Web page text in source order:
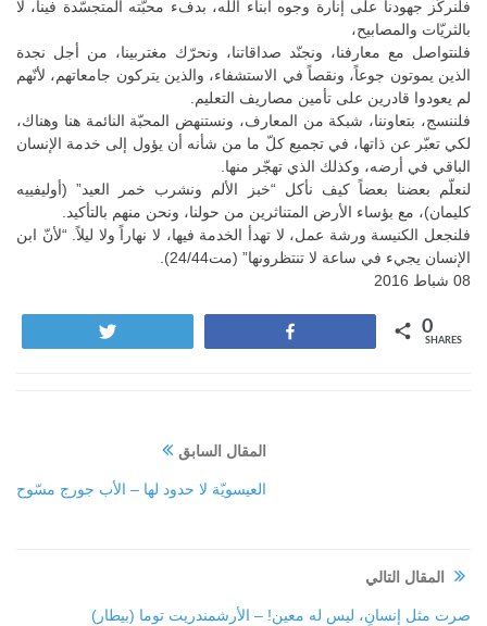
فلنركّز جهودنا على إنارة وجوه أبناء الله، بدفء محبّته المتجسّدة فينا، لا
بالثريّات والمصابيح،
فلنتواصل مع معارفنا، ونجنّد صداقاتنا، ونحرّك مغتربينا، من أجل نجدة
الذين يموتون جوعاً، ونقصاً في الاستشفاء، والذين يتركون جامعاتهم، لأنّهم
لم يعودوا قادرين على تأمين مصاريف التعليم.
فلننسج، بتعاوننا، شبكة من المعارف، ونستنهض المحبّة النائمة هنا وهناك،
لكي تعبّر عن ذاتها، في تجميع كلّ ما من شأنه أن يؤول إلى خدمة الإنسان
الباقي في أرضه، وكذلك الذي تهجّر منها.
لنعلّم بعضنا بعضاً كيف نأكل “خبز الألم ونشرب خمر العيد” (أوليفييه
كليمان)، مع بؤساء الأرض المتناثرين من حولنا، ونحن منهم بالتأكيد.
فلنجعل الكنيسة ورشة عمل، لا تهدأ الخدمة فيها، لا نهاراً ولا ليلاً. “لأنّ ابن
الإنسان يجيء في ساعة لا تنتظرونها” (مت24/44).
08 شباط 2016
0
SHARES
المقال السابق
العيسويّة لا حدود لها – الأب جورج مسّوح
المقال التالي
صرت مثل إنسانٍ، ليس له معين! – الأرشمندريت توما (بيطار)